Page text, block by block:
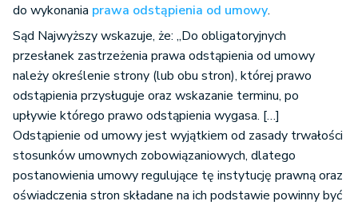
do wykonania prawa odstąpienia od umowy.
Sąd Najwyższy wskazuje, że: „Do obligatoryjnych
przesłanek zastrzeżenia prawa odstąpienia od umowy
należy określenie strony (lub obu stron), której prawo
odstąpienia przysługuje oraz wskazanie terminu, po
upływie którego prawo odstąpienia wygasa. […]
Odstąpienie od umowy jest wyjątkiem od zasady trwałości
stosunków umownych zobowiązaniowych, dlatego
postanowienia umowy regulujące tę instytucję prawną oraz
oświadczenia stron składane na ich podstawie powinny być